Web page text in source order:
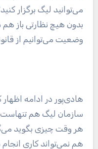
می‌توانید لیگ برگزار
بدون هیچ نظارتی باز هم
وضعیت می‌توانیم از
هادی‌پور در ادامه
سازمان لیگ هم تنهاست
هر وقت چیزی بگوید
هم نمی‌تواند کاری